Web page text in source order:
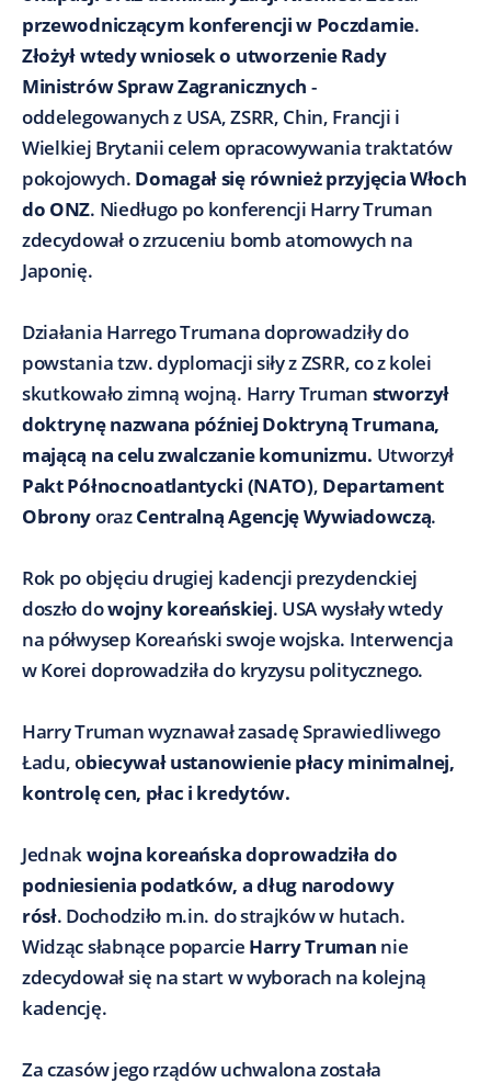
przewodniczącym konferencji w Poczdamie.
Złożył wtedy wniosek o utworzenie Rady
Ministrów Spraw Zagranicznych -
oddelegowanych z USA, ZSRR, Chin, Francji i
Wielkiej Brytanii celem opracowywania traktatów
pokojowych. Domagał się również przyjęcia Włoch
do ONZ. Niedługo po konferencji Harry Truman
zdecydował o zrzuceniu bomb atomowych na
Japonię.
Działania Harrego Trumana doprowadziły do
powstania tzw. dyplomacji siły z ZSRR, co z kolei
skutkowało zimną wojną. Harry Truman stworzył
doktrynę nazwana później Doktryną Trumana,
mającą na celu zwalczanie komunizmu. Utworzył
Pakt Północnoatlantycki (NATO), Departament
ObronyorazCentralną Agencję Wywiadowczą.
Rok po objęciu drugiej kadencji prezydenckiej
doszło dowojny koreańskiej. USA wysłały wtedy
na półwysep Koreański swoje wojska. Interwencja
w Korei doprowadziła do kryzysu politycznego.
Harry Truman wyznawał zasadę Sprawiedliwego
Ładu, obiecywał ustanowienie płacy minimalnej,
kontrolę cen, płac i kredytów.
Jednakwojna koreańska doprowadziła do
podniesienia podatków, a dług narodowy
rósł. Dochodziło m.in. do strajków w hutach.
Widząc słabnące poparcie Harry Truman nie
zdecydował się na start w wyborach na kolejną
kadencję.
Za czasów jego rządów uchwalona została